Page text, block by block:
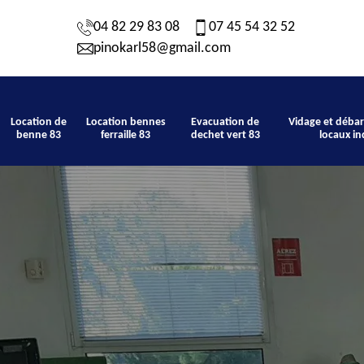
04 82 29 83 08
07 45 54 32 52
pinokarl58@gmail.com
Location de
benne 83
Location bennes
ferraille 83
Evacuation de
dechet vert 83
Vidage et
locaux